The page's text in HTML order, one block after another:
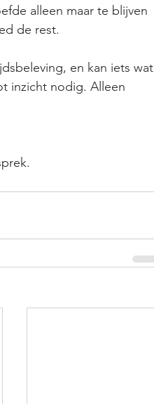
alleen maar te blijven
de rest.
en kan iets wat
inzicht nodig. Alleen